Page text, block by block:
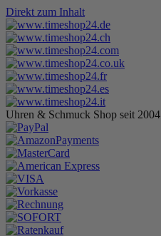
Direkt zum Inhalt
Uhren & Schmuck Shop seit 2004